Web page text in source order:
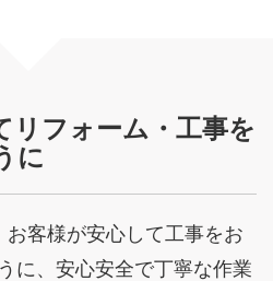
リフォーム・工事を
に
お客様が安心して工事をお
に、安心安全で丁寧な作業